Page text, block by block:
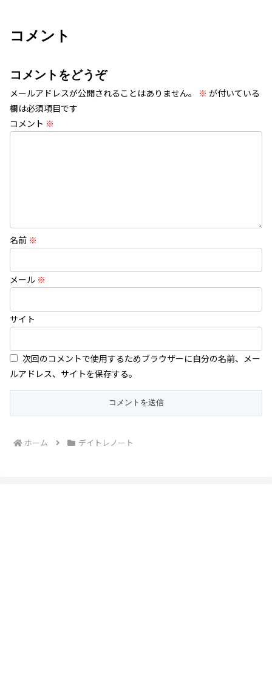
コメント
コメントをどうぞ
メールアドレスが公開されることはありません。 ※ が付いている
欄は必須項目です
コメント ※
名前 ※
メール ※
サイト
次回のコメントで使用するためブラウザーに自分の名前、メー
ルアドレス、サイトを保存する。
ホーム デイトレノート